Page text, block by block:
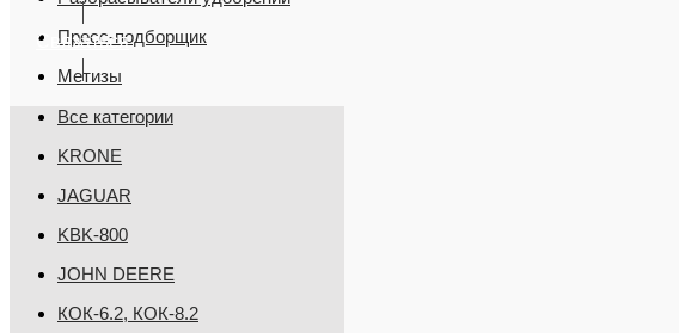
Связаться
Пресс-подборщик
Метизы
Все категории
KRONE
JAGUAR
KBK-800
JOHN DEERE
КОК-6.2, КОК-8.2